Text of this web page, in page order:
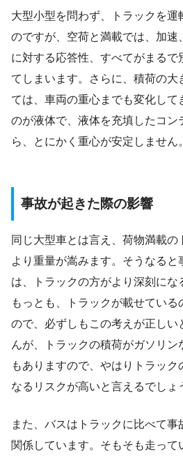
大型小型を問わず、トラックを運
のですが、空荷と満載では、加速
に対する応答性、すべてがまるで
てしまいます。さらに、積荷の大
ては、車両の重心までも変化して
のが液体で、液体を充填したコン
ら、とにかく重心が安定しません。
事故が起きた際の影響
同じ大型車とは言え、荷物満載の
より重量が嵩みます。そうなる
は、トラックの方がより深刻にな
もっとも、トラックが載せてい
ので、必ずしもこの考えが正しい
んが、トラックの積荷がガソリン
もありますので、やはりトラック
なるリスクが高いと言えるでしょ
また、バスはトラックに比べて事
関係しています。そもそも走って